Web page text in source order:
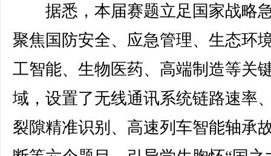
据悉，本届赛题立足国家战略
聚焦国防安全、应急管理、生态环
工智能、生物医药、高端制造等关
域，设置了无线通讯系统链路速率
裂隙精准识别、高速列车智能轴承